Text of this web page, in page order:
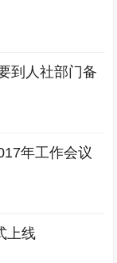
到人社部门备
年工作会议
上线